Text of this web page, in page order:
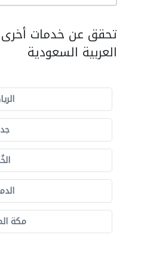
تحقق عن خدمات
العربية السعودية
مكة